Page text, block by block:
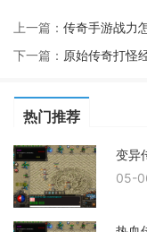
上一篇： 传奇手游战力
下一篇： 原始传奇打怪
热门推荐
变异
05-